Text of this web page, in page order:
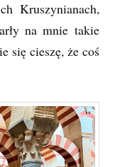
Kruszynianach,
na mnie takie
się cieszę, że coś